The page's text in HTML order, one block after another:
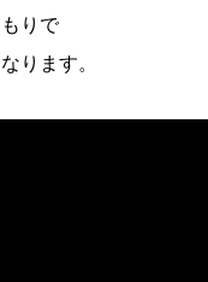
りで
ります。